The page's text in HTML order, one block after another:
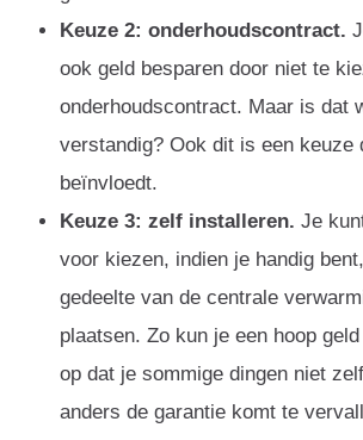
Keuze 2: onderhoudscontract.
ook geld besparen door niet te
onderhoudscontract. Maar is dat
verstandig? Ook dit is een keuze
beïnvloedt.
Keuze 3: zelf installeren. Je
voor kiezen, indien je handig
gedeelte van de centrale
plaatsen. Zo kun je een hoop
op dat je sommige dingen niet
anders de garantie komt te